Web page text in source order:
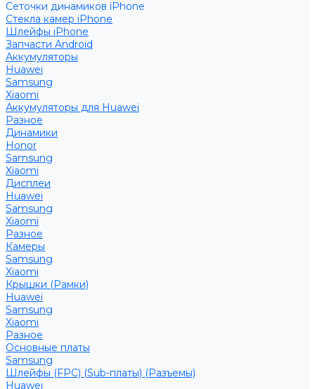
Сеточки динамиков iPhone
Стекла камер iPhone
Шлейфы iPhone
Запчасти Android
Аккумуляторы
Huawei
Samsung
Xiaomi
Аккумуляторы для Huawei
Разное
Динамики
Honor
Samsung
Xiaomi
Дисплеи
Huawei
Samsung
Xiaomi
Разное
Камеры
Samsung
Xiaomi
Крышки (Рамки)
Huawei
Samsung
Xiaomi
Разное
Основные платы
Samsung
Шлейфы (FPC) (Sub-платы) (Разъемы)
Huawei